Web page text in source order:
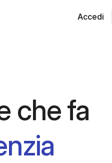
Accedi